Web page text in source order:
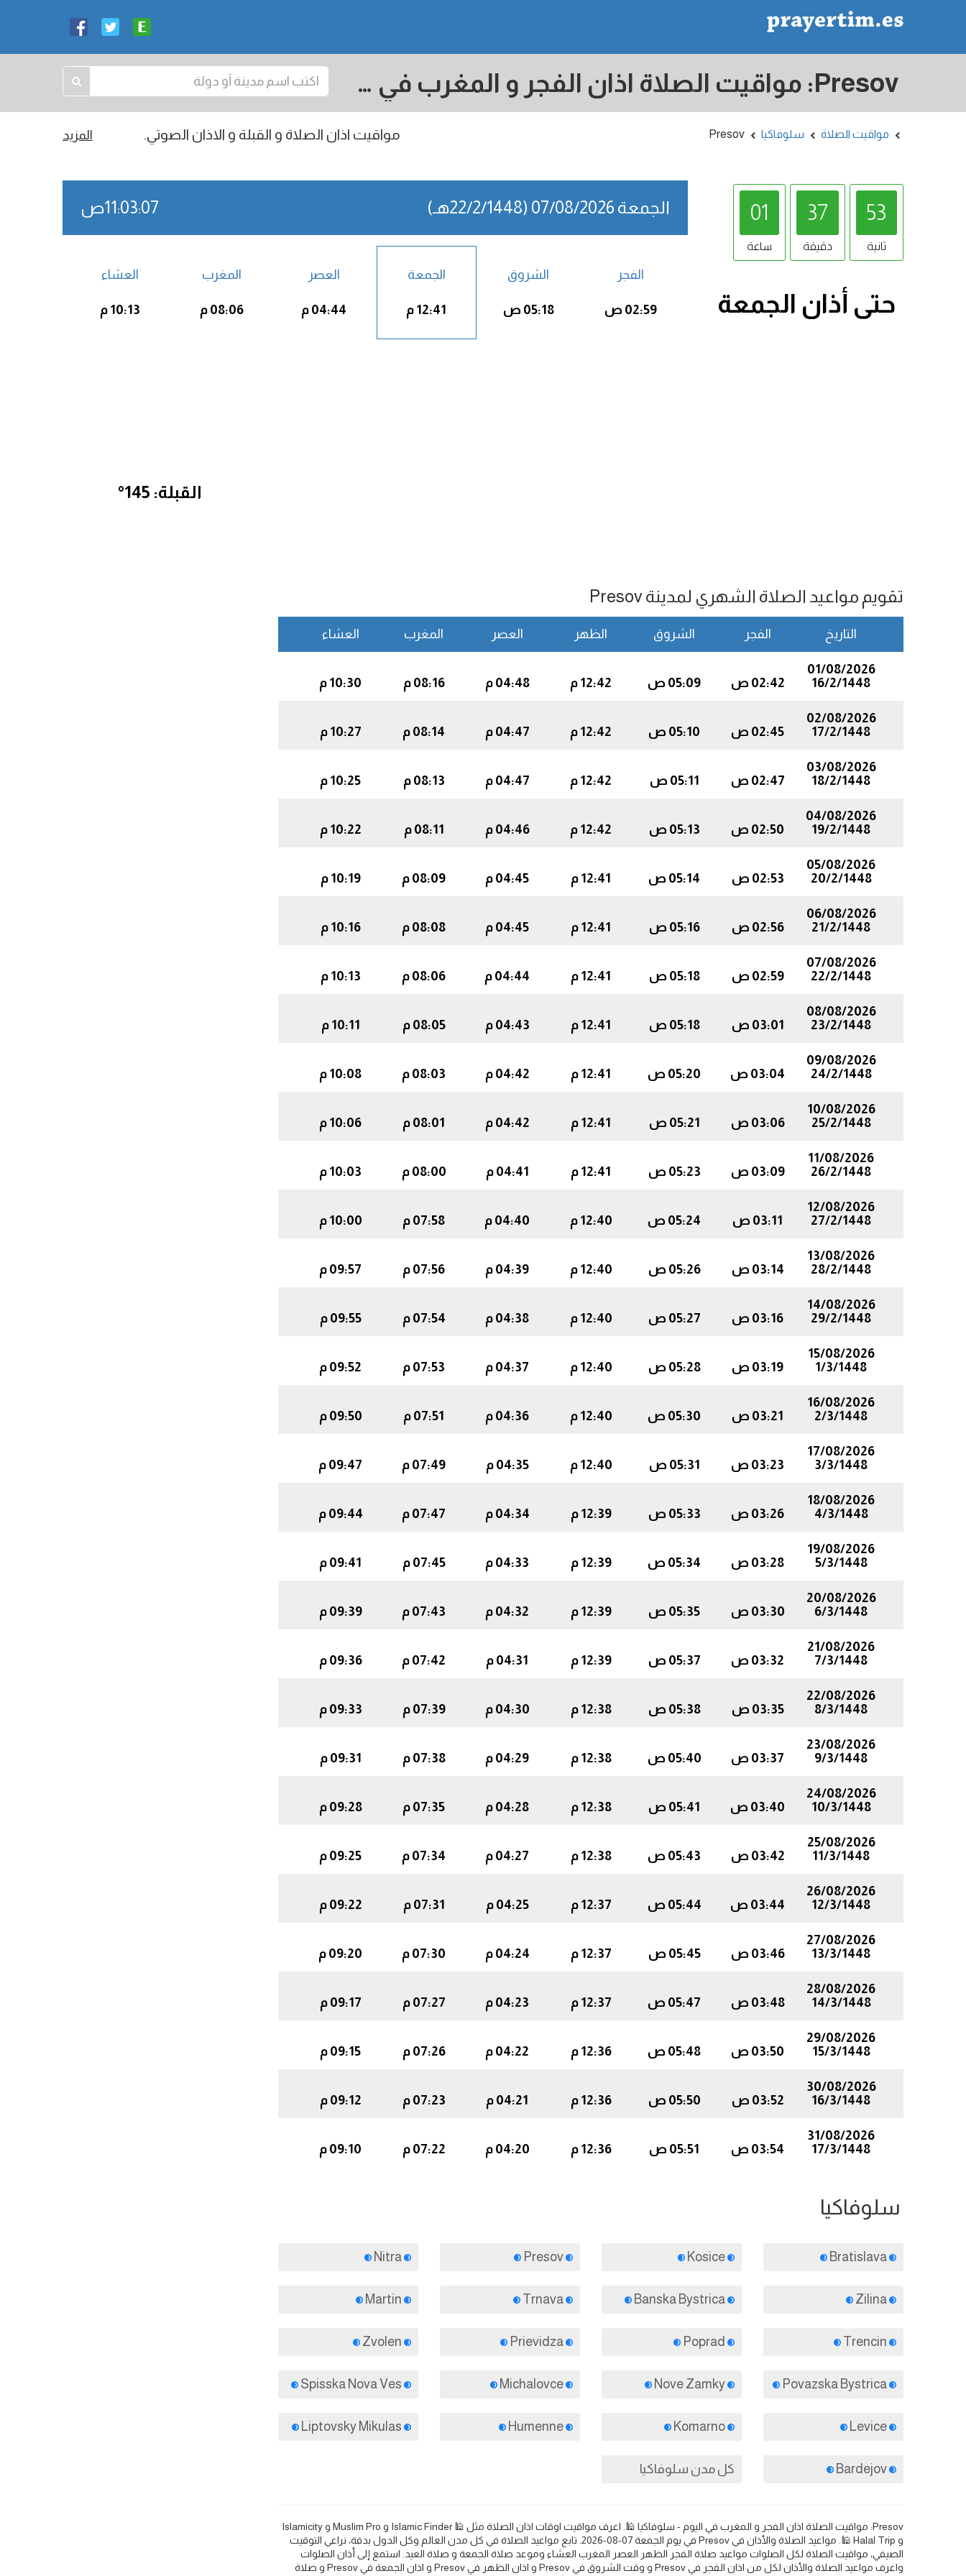
Presov: مواقيت الصلاة اذان الفجر و المغرب في اليوم - سلوفاكيا
مواقيت الصلاة سلوفاكيا Presov مواقيت اذان الصلاة و القبلة و الاذان الصوتي. المزيد
01
ساعة
37
دقيقة
52
ثانية
حتى أذان الجمعة
الجمعة 07/08/2026 (22/2/1448هـ) 11:03:08ص
الفجر
02:59 ص
الشروق
05:18 ص
الجمعة
12:41 م
العصر
04:44 م
المغرب
08:06 م
العشاء
10:13 م
تقويم مواعيد الصلاة الشهري لمدينة Presov
التاريخ الفجر الشروق الظهر العصر المغرب العشاء
01/08/2026
16/2/1448
02:42 ص 05:09 ص 12:42 م 04:48 م 08:16 م 10:30 م
02/08/2026
17/2/1448
02:45 ص 05:10 ص 12:42 م 04:47 م 08:14 م 10:27 م
03/08/2026
18/2/1448
02:47 ص 05:11 ص 12:42 م 04:47 م 08:13 م 10:25 م
04/08/2026
19/2/1448
02:50 ص 05:13 ص 12:42 م 04:46 م 08:11 م 10:22 م
05/08/2026
20/2/1448
02:53 ص 05:14 ص 12:41 م 04:45 م 08:09 م 10:19 م
06/08/2026
21/2/1448
02:56 ص 05:16 ص 12:41 م 04:45 م 08:08 م 10:16 م
07/08/2026
22/2/1448
02:59 ص 05:18 ص 12:41 م 04:44 م 08:06 م 10:13 م
08/08/2026
23/2/1448
03:01 ص 05:18 ص 12:41 م 04:43 م 08:05 م 10:11 م
09/08/2026
24/2/1448
03:04 ص 05:20 ص 12:41 م 04:42 م 08:03 م 10:08 م
10/08/2026
25/2/1448
03:06 ص 05:21 ص 12:41 م 04:42 م 08:01 م 10:06 م
11/08/2026
26/2/1448
03:09 ص 05:23 ص 12:41 م 04:41 م 08:00 م 10:03 م
12/08/2026
27/2/1448
03:11 ص 05:24 ص 12:40 م 04:40 م 07:58 م 10:00 م
13/08/2026
28/2/1448
03:14 ص 05:26 ص 12:40 م 04:39 م 07:56 م 09:57 م
14/08/2026
29/2/1448
03:16 ص 05:27 ص 12:40 م 04:38 م 07:54 م 09:55 م
15/08/2026
1/3/1448
03:19 ص 05:28 ص 12:40 م 04:37 م 07:53 م 09:52 م
16/08/2026
2/3/1448
03:21 ص 05:30 ص 12:40 م 04:36 م 07:51 م 09:50 م
17/08/2026
3/3/1448
03:23 ص 05:31 ص 12:40 م 04:35 م 07:49 م 09:47 م
18/08/2026
4/3/1448
03:26 ص 05:33 ص 12:39 م 04:34 م 07:47 م 09:44 م
19/08/2026
5/3/1448
03:28 ص 05:34 ص 12:39 م 04:33 م 07:45 م 09:41 م
20/08/2026
6/3/1448
03:30 ص 05:35 ص 12:39 م 04:32 م 07:43 م 09:39 م
21/08/2026
7/3/1448
03:32 ص 05:37 ص 12:39 م 04:31 م 07:42 م 09:36 م
22/08/2026
8/3/1448
03:35 ص 05:38 ص 12:38 م 04:30 م 07:39 م 09:33 م
23/08/2026
9/3/1448
03:37 ص 05:40 ص 12:38 م 04:29 م 07:38 م 09:31 م
24/08/2026
10/3/1448
03:40 ص 05:41 ص 12:38 م 04:28 م 07:35 م 09:28 م
25/08/2026
11/3/1448
03:42 ص 05:43 ص 12:38 م 04:27 م 07:34 م 09:25 م
26/08/2026
12/3/1448
03:44 ص 05:44 ص 12:37 م 04:25 م 07:31 م 09:22 م
27/08/2026
13/3/1448
03:46 ص 05:45 ص 12:37 م 04:24 م 07:30 م 09:20 م
28/08/2026
14/3/1448
03:48 ص 05:47 ص 12:37 م 04:23 م 07:27 م 09:17 م
29/08/2026
15/3/1448
03:50 ص 05:48 ص 12:36 م 04:22 م 07:26 م 09:15 م
30/08/2026
16/3/1448
03:52 ص 05:50 ص 12:36 م 04:21 م 07:23 م 09:12 م
31/08/2026
17/3/1448
03:54 ص 05:51 ص 12:36 م 04:20 م 07:22 م 09:10 م
سلوفاكيا
كل مدن سلوفاكيا
Presov: مواقيت الصلاة اذان الفجر و المغرب في اليوم - سلوفاكيا 🕌. اعرف مواقيت اوقات اذان الصلاة مثل 🕌 Islamic Finder و Muslim Pro و Islamicity
و Halal Trip 🕌. مواعيد الصلاة والأذان في Presov في يوم الجمعة 07-08-2026. تابع مواعيد الصلاة في كل مدن العالم وكل الدول بدقة، نراعي التوقيت
الصيفي، مواقيت الصلاة لكل الصلوات مواعيد صلاة الفجر الظهر العصر المغرب العشاء وموعد صلاة الجمعة و صلاة العيد. استمع إلى أذان الصلوات
واعرف مواعيد الصلاة والأذان لكل من اذان الفجر في Presov و وقت الشروق في Presov و اذان الظهر في Presov و اذان الجمعة في Presov و صلاة
القبلة: 145°